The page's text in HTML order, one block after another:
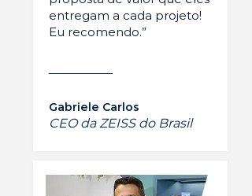
entregam a cada projeto!
Eu recomendo.”
Gabriele Carlos
CEO da ZEISS do Brasil